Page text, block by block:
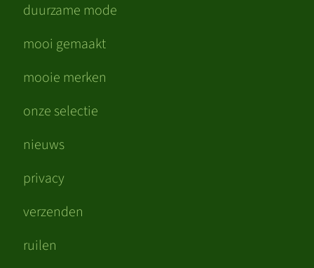
duurzame mode
mooi gemaakt
mooie merken
onze selectie
nieuws
privacy
verzenden
ruilen